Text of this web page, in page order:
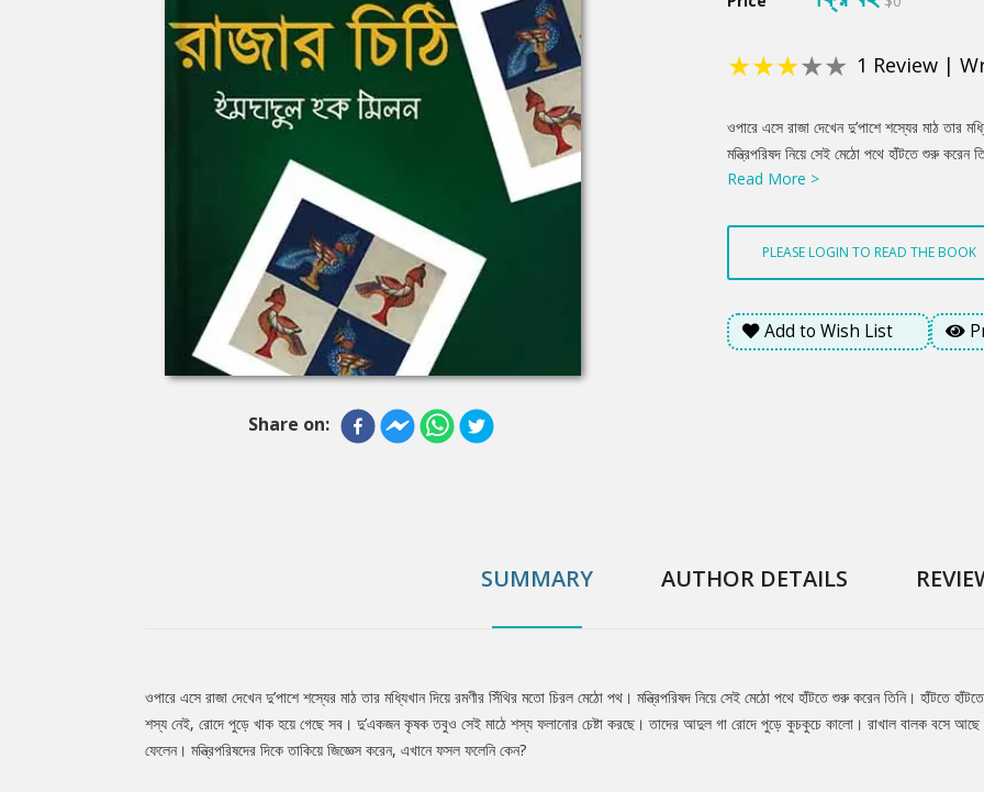
Share on:
★★★★★ 1 Review |
Product
Summery
ওপারে এসে রাজা দেখেন দু’পাশে শস্যের মাঠ তার
মন্ত্রিপরিষদ নিয়ে সেই মেঠো পথে হাঁটতে শুরু করেন
শস্যমাঠের দিকে তাকাচ্ছিলেন। মাঠে শস্য নেই,
বৃক্ষের ছায়ায়। শস্যমাঠ এখন গোচারণ ভূমি। দেখে
তাকিয়ে জিজ্ঞেস করেন, এখানে ফসল ফলেনি কেন?
Read More >
PLEASE LOGIN TO READ THE BOOK
Add to Wish List
SUMMARY AUTHOR DETAILS
Tab
ওপারে এসে রাজা দেখেন দু’পাশে শস্যের মাঠ তার মধ্যিখান দিয়ে রমণীর সিঁথির মতো চিরল মেঠো পথ। মন্ত্রিপরিষদ নিয়ে সেই মেঠো পথে হাঁটতে শুরু করেন তিনি। হাঁটতে
শস্য নেই, রোদে পুড়ে খাক হয়ে গেছে সব। দু’একজন কৃষক তবুও সেই মাঠে শস্য ফলানোর চেষ্টা করছে। তাদের আদুল গা রোদে পুড়ে কুচকুচে কালো। রাখাল বালক বসে আছে
ফেলেন। মন্ত্রিপরিষদের দিকে তাকিয়ে জিজ্ঞেস করেন, এখানে ফসল ফলেনি কেন?